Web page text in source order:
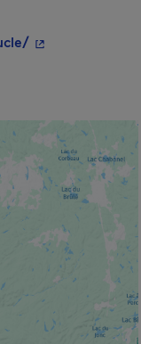
- Cet hyperlien